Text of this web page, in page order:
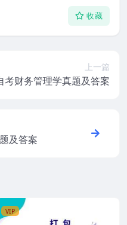
收藏
上一篇
考财务管理学真题及答案
及答案
VIP